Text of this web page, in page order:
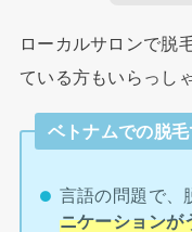
ローカルサロンで脱
ている方もいらっし
ベトナムでの脱
言語の問題で、
ニケーションが